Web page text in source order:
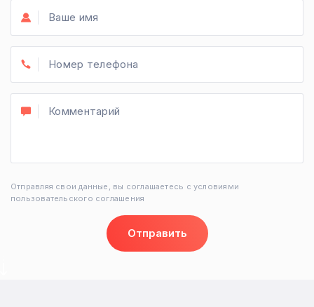
Отправить
Отправляя свои данные, вы соглашаетесь с условиями
пользовательского соглашения